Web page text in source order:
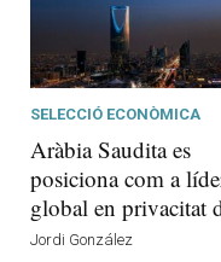
SELECCIÓ ECONÒMICA
Aràbia Saudita es
posiciona com a
global en privacitat
Jordi González